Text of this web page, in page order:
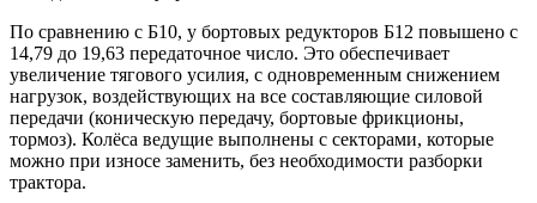
По сравнению с Б10, у бортовых редукторов Б12 повышено с
14,79 до 19,63 передаточное число. Это обеспечивает
увеличение тягового усилия, с одновременным снижением
нагрузок, воздействующих на все составляющие силовой
передачи (коническую передачу, бортовые фрикционы,
тормоз). Колёса ведущие выполнены с секторами, которые
можно при износе заменить, без необходимости разборки
трактора.